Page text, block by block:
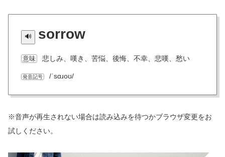
sorrow
意味 悲しみ、嘆き、苦悩、後悔、不幸、悲嘆、愁い
発音記号 /ˈsɑɹoʊ/
※音声が再生されない場合は読み込みを待つかブラウザ変更をお
試しください。